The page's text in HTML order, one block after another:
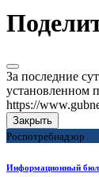
За последние
установленном
https://
Закрыть
Роспотребнадзор
Информационный